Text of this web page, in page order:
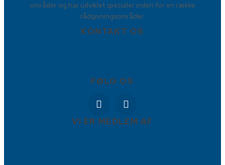
områder og har udviklet specialer inden for en række
rådgivningsområder.
KONTAKT OS
FØLG OS
VI ER MEDLEM AF